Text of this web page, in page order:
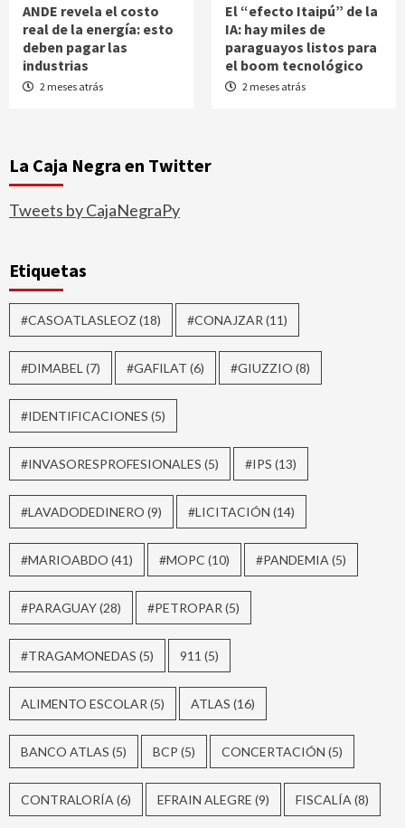
ANDE revela el costo
real de la energía: esto
deben pagar las
industrias
2 meses atrás
El “efecto Itaipú” de la
IA: hay miles de
paraguayos listos para
el boom tecnológico
2 meses atrás
La Caja Negra en Twitter
Tweets by CajaNegraPy
Etiquetas
#CASOATLASLEOZ (18) #CONAJZAR (11)
#DIMABEL (7) #GAFILAT (6) #GIUZZIO (8)
#IDENTIFICACIONES (5)
#INVASORESPROFESIONALES (5) #IPS (13)
#LAVADODEDINERO (9) #LICITACIÓN (14)
#MARIOABDO (41) #MOPC (10) #PANDEMIA (5)
#PARAGUAY(28) #PETROPAR (5)
#TRAGAMONEDAS (5) 911 (5)
ALIMENTO ESCOLAR (5) ATLAS (16)
BANCO ATLAS (5) BCP (5) CONCERTACIÓN (5)
CONTRALORÍA (6) EFRAIN ALEGRE (9) FISCALÍA (8)